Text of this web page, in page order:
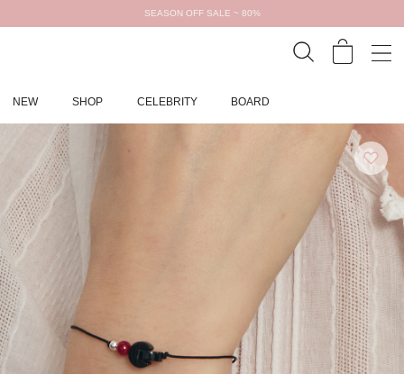
SEASON OFF SALE ~ 80%
NEW SHOP CELEBRITY BOARD